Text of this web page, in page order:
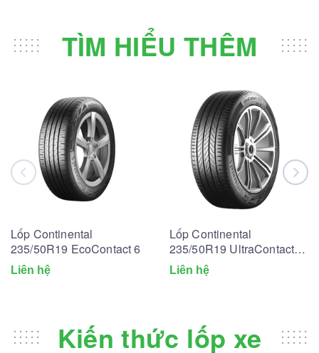
TÌM HIỂU THÊM
Lốp Continental
235/50R19 EcoContact 6
Liên hệ
Lốp Continental
235/50R19 UltraContact
UC6
Liên hệ
Kiến thức lốp xe